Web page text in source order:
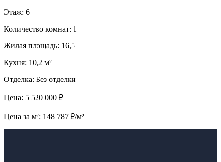
Этаж: 6
Количество комнат: 1
Жилая площадь: 16,5
Кухня: 10,2 м²
Отделка: Без отделки
Цена: 5 520 000 ₽
Цена за м²: 148 787 ₽/м²